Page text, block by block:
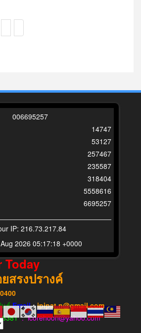
006695257
14747
53127
257467
235587
318404
5558616
6695257
IP: 216.73.217.84
2026 05:17:18 +0000
Today
สรงปรางค์
นธ์ Email:ipipat.n@gmail.com
6381: icorehoon@yahoo.com